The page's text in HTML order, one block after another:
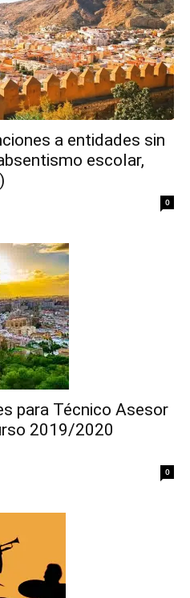
a entidades sin
escolar,
0
para Técnico Asesor
2019/2020
0